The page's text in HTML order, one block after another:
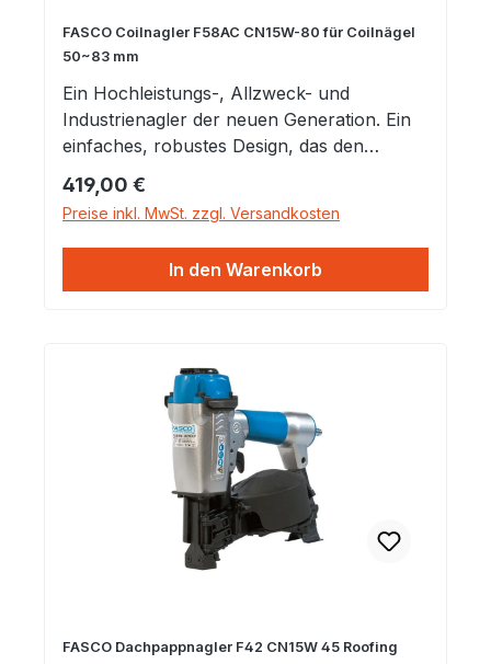
FASCO Coilnagler F58AC CN15W-80 für Coilnägel
50~83 mm
Ein Hochleistungs-, Allzweck- und
Industrienagler der neuen Generation. Ein
einfaches, robustes Design, das den
Rückstoß und genauem Gleichgewicht
standhält. Verarbeitet 50 - 83 mm Coilnägel
im herkömmlichen 16-Grad-
Winkel. Geeignet für
verstellbarer Bodemplatte aus Stahl
Regulärer Preis:
419,00 €
Preise inkl. MwSt. zzgl. Versandkosten
In den Warenkorb
FASCO Dachpappnagler F42 CN15W 45 Roofing